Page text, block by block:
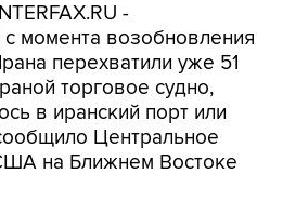
-
момента возобновления
перехватили уже 51
торговое судно,
в иранский порт или
Центральное
на Ближнем Востоке